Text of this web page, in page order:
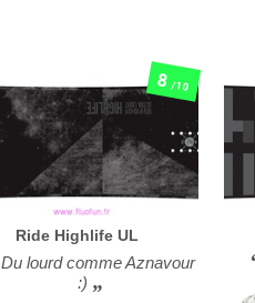
Ride Highlife UL
Du lourd comme Aznavour
:)
8/10